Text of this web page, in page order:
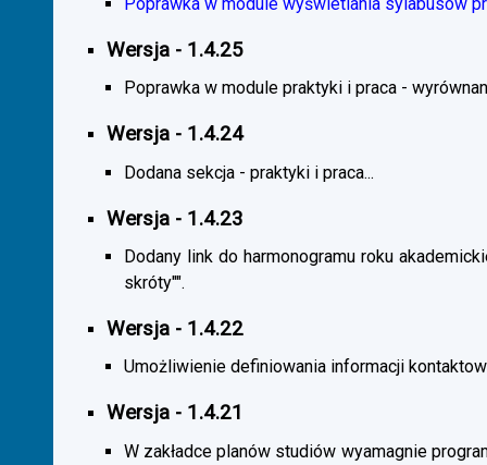
Wersja - 1.4.25
Poprawka w module praktyki i praca -
Wersja - 1.4.24
Dodana sekcja - praktyki i praca...
Wersja - 1.4.23
Dodany link do harmonogramu roku
skróty"".
Wersja - 1.4.22
Umożliwienie definiowania informacji
Wersja - 1.4.21
W zakładce planów studiów wyamagnie